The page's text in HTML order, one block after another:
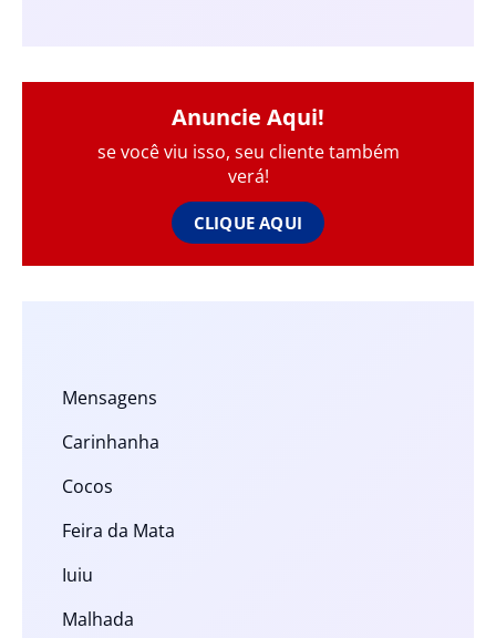
Anuncie Aqui!
se você viu isso, seu cliente também
verá!
CLIQUE AQUI
Mensagens
Carinhanha
Cocos
Feira da Mata
Iuiu
Malhada